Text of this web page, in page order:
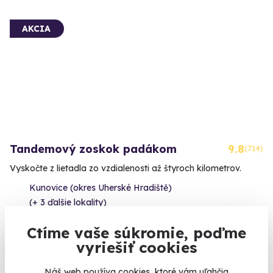
Ctíme vaše súkromie, poďme
vyriešiť cookies
AKCIA
Tandemový zoskok padákom 9.8(714)
Vyskočte z lietadla zo vzdialenosti až štyroch kilometrov.
Kunovice (okres Uherské Hradiště)
(+ 3 ďalšie lokality)
178 €